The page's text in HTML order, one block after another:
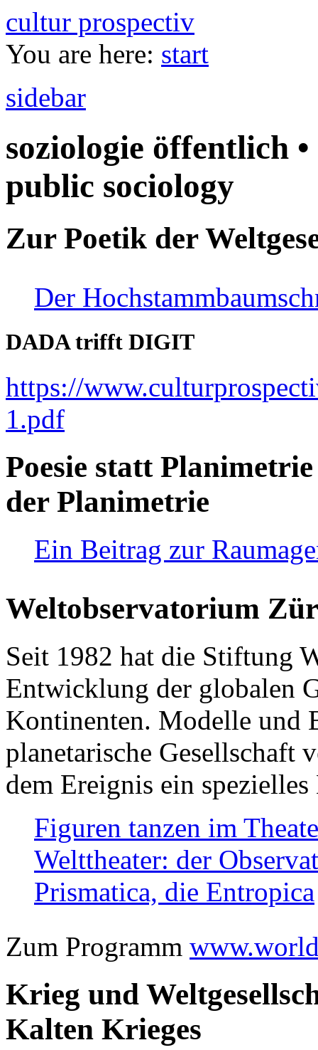
cultur prospectiv
You are here: start
sidebar
soziologie öffentlich
public sociology
Zur Poetik der
Der
DADA trifft DIGIT
https://
1.pdf
Poesie statt
der Planimetrie
Ein Beitrag zur
Weltobservatorium
Seit 1982 hat die Stiftung
Entwicklung der globalen
Kontinenten. Modelle und
planetarische Gesellschaft
dem Ereignis ein
Figuren tanzen im
Welttheater: der
Prismatica, die Entropica
Zum Programm
Krieg und
Kalten Krieges